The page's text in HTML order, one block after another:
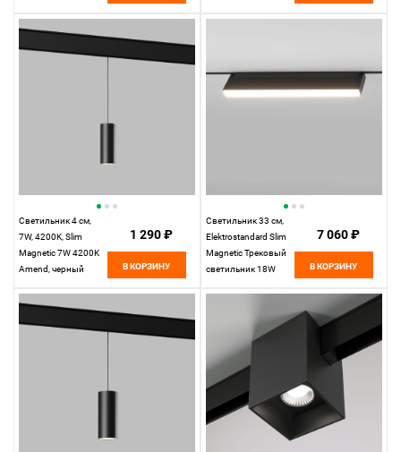
Magnetic 85101/01
Светильник 4 см,
7W, 4200K, Slim
Magnetic 7W 4200K
Amend, черный
1 290 ₽
В КОРЗИНУ
Светильник 33 см,
Elektrostandard Slim
Magnetic Трековый
светильник 18W
7 060 ₽
В КОРЗИНУ